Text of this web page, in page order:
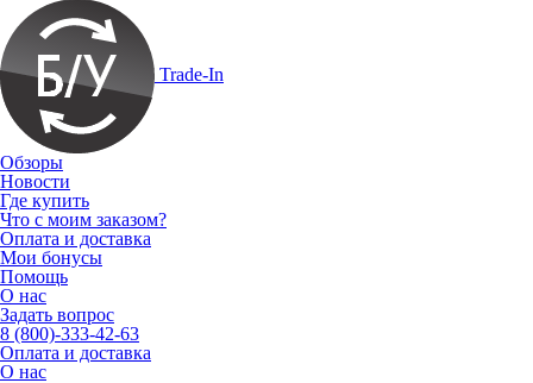
Trade-In
Обзоры
Новости
Где купить
Что с моим заказом?
Оплата и доставка
Мои бонусы
Помощь
О нас
Задать вопрос
8 (800)-333-42-63
Оплата и доставка
О нас